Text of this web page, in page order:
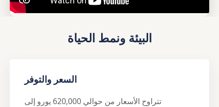
البيئة ونمط الحياة
السعر والتوفر
تتراوح الأسعار من حوالي 620,000 يورو إلى